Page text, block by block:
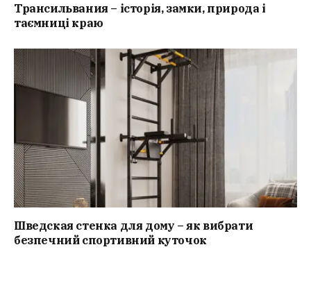
Трансильвания – історія, замки, природа і
таємниці краю
Шведская стенка для дому – як вибрати
безпечний спортивний куточок